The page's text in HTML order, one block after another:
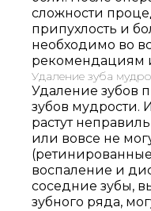
на
сложности
припухлость и
необходимо во
рекомендациям
Удаление зуба
Удаление зубов
зубов мудрости.
растут
или вовсе не
воспаление и
соседние зубы,
зубного ряда,